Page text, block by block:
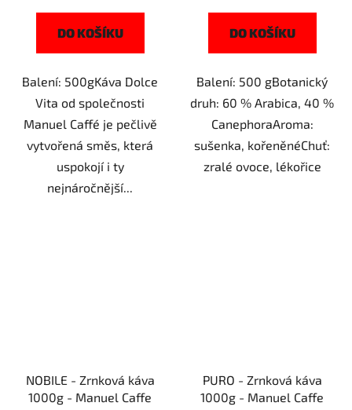
DO KOŠÍKU
Balení: 500gKáva Dolce
Vita od společnosti
Manuel Caffé je pečlivě
vytvořená směs, která
uspokojí i ty
nejnáročnější...
DO KOŠÍKU
Balení: 500 gBotanický
druh: 60 % Arabica, 40 %
CanephoraAroma:
sušenka, kořeněnéChuť:
zralé ovoce, lékořice
NOBILE - Zrnková káva
1000g - Manuel Caffe
PURO - Zrnková káva
1000g - Manuel Caffe